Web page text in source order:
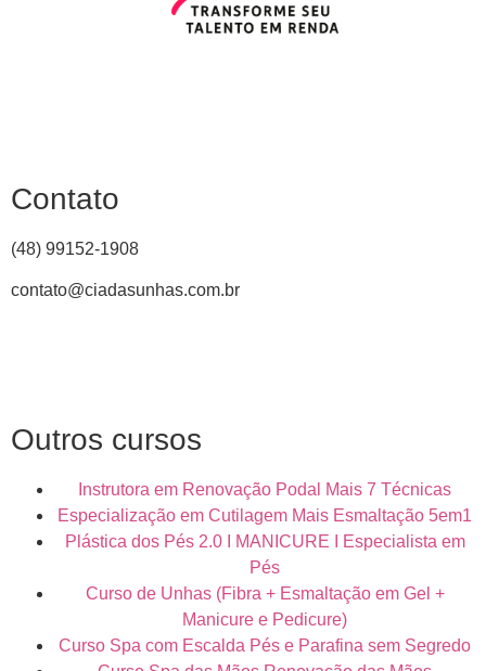
Contato
(48) 99152-1908
contato@ciadasunhas.com.br
Outros cursos
Instrutora em Renovação Podal Mais 7 Técnicas
Especialização em Cutilagem Mais Esmaltação 5em1
Plástica dos Pés 2.0 I MANICURE I Especialista em
Pés
Curso de Unhas (Fibra + Esmaltação em Gel +
Manicure e Pedicure)
Curso Spa com Escalda Pés e Parafina sem Segredo